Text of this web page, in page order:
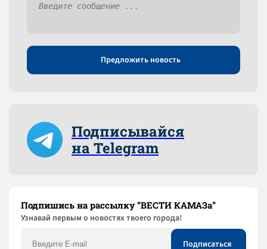
Предложить новость
Подписывайся
на Telegram
Подпишись на рассылку “ВЕСТИ КАМАЗа”
Узнaвай первым о новостях твоего города!